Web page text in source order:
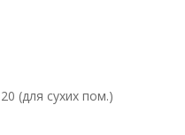
20 (для сухих пом.)